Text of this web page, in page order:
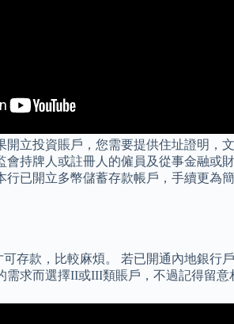
立投資賬戶，您需要提供住址證明，
持牌人或註冊人的僱員及從事金融或
已開立多幣儲蓄存款帳戶，手續更為
存款，比較麻煩。 若已開通內地銀行
求而選擇II或III類賬戶，不過記得留意